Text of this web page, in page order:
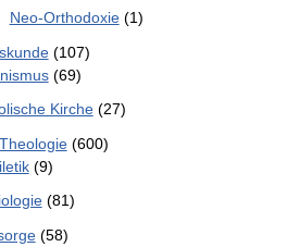
Neo-Orthodoxie(1)
(107)
(69)
Kirche(27)
(600)
(9)
(81)
(58)